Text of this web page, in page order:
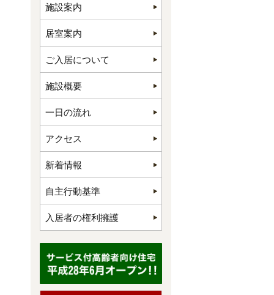
施設案内
居室案内
ご入居について
施設概要
一日の流れ
アクセス
新着情報
自主行動基準
入居者の権利擁護